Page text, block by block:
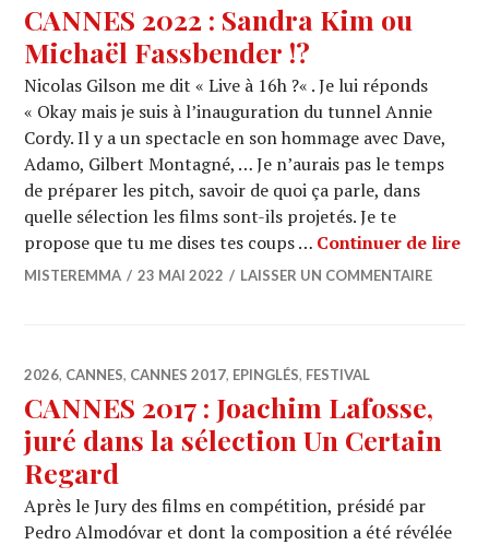
CANNES 2022 : Sandra Kim ou
Michaël Fassbender !?
Nicolas Gilson me dit « Live à 16h ?« . Je lui réponds
« Okay mais je suis à l’inauguration du tunnel Annie
Cordy. Il y a un spectacle en son hommage avec Dave,
Adamo, Gilbert Montagné, … Je n’aurais pas le temps
de préparer les pitch, savoir de quoi ça parle, dans
quelle sélection les films sont-ils projetés. Je te
propose que tu me dises tes coups … Continuer de lire
MISTEREMMA 23 MAI 2022 LAISSER UN COMMENTAIRE
2026, CANNES, CANNES 2017, EPINGLÉS, FESTIVAL
CANNES 2017 : Joachim Lafosse,
juré dans la sélection Un Certain
Regard
Après le Jury des films en compétition, présidé par
Pedro Almodóvar et dont la composition a été révélée